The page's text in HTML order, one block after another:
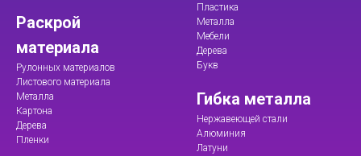
Раскрой
материала
Рулонных материалов
Листового материала
Металла
Картона
Дерева
Пленки
Пластика
Металла
Мебели
Дерева
Букв
Гибка металла
Нержавеющей стали
Алюминия
Латуни